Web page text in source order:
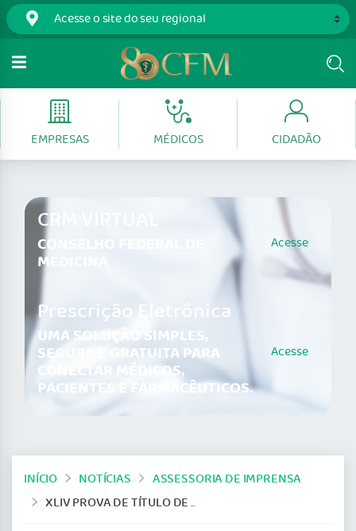
EMPRESAS MÉDICOS CIDADÃO
CRM VIRTUAL
CONSELHO FEDERAL DE
MEDICINA
Acesse
Prescrição Eletrônica
UMA SOLUÇÃO SIMPLES,
SEGURA E GRATUITA PARA
CONECTAR MÉDICOS,
PACIENTES E FARMACÊUTICOS.
Acesse
INÍCIO NOTÍCIAS
ASSESSORIA DE IMPRENSA
XLIV PROVA DE TÍTULO DE ESPECIALISTA EM MEDICINA DO TRABALHO: INSCRIÇÕES SÃO PRORROGADAS ATÉ 15 DE MARÇO